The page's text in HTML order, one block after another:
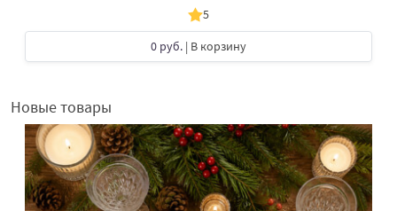
5
0 руб. | В корзину
Новые товары